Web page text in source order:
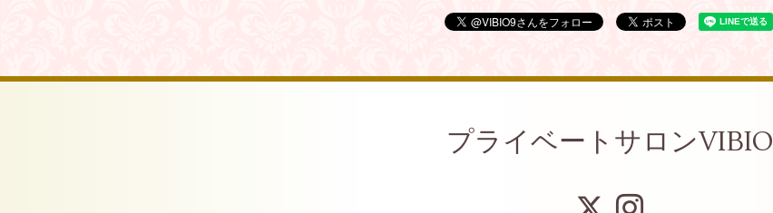
プライベートサロンVIBIO